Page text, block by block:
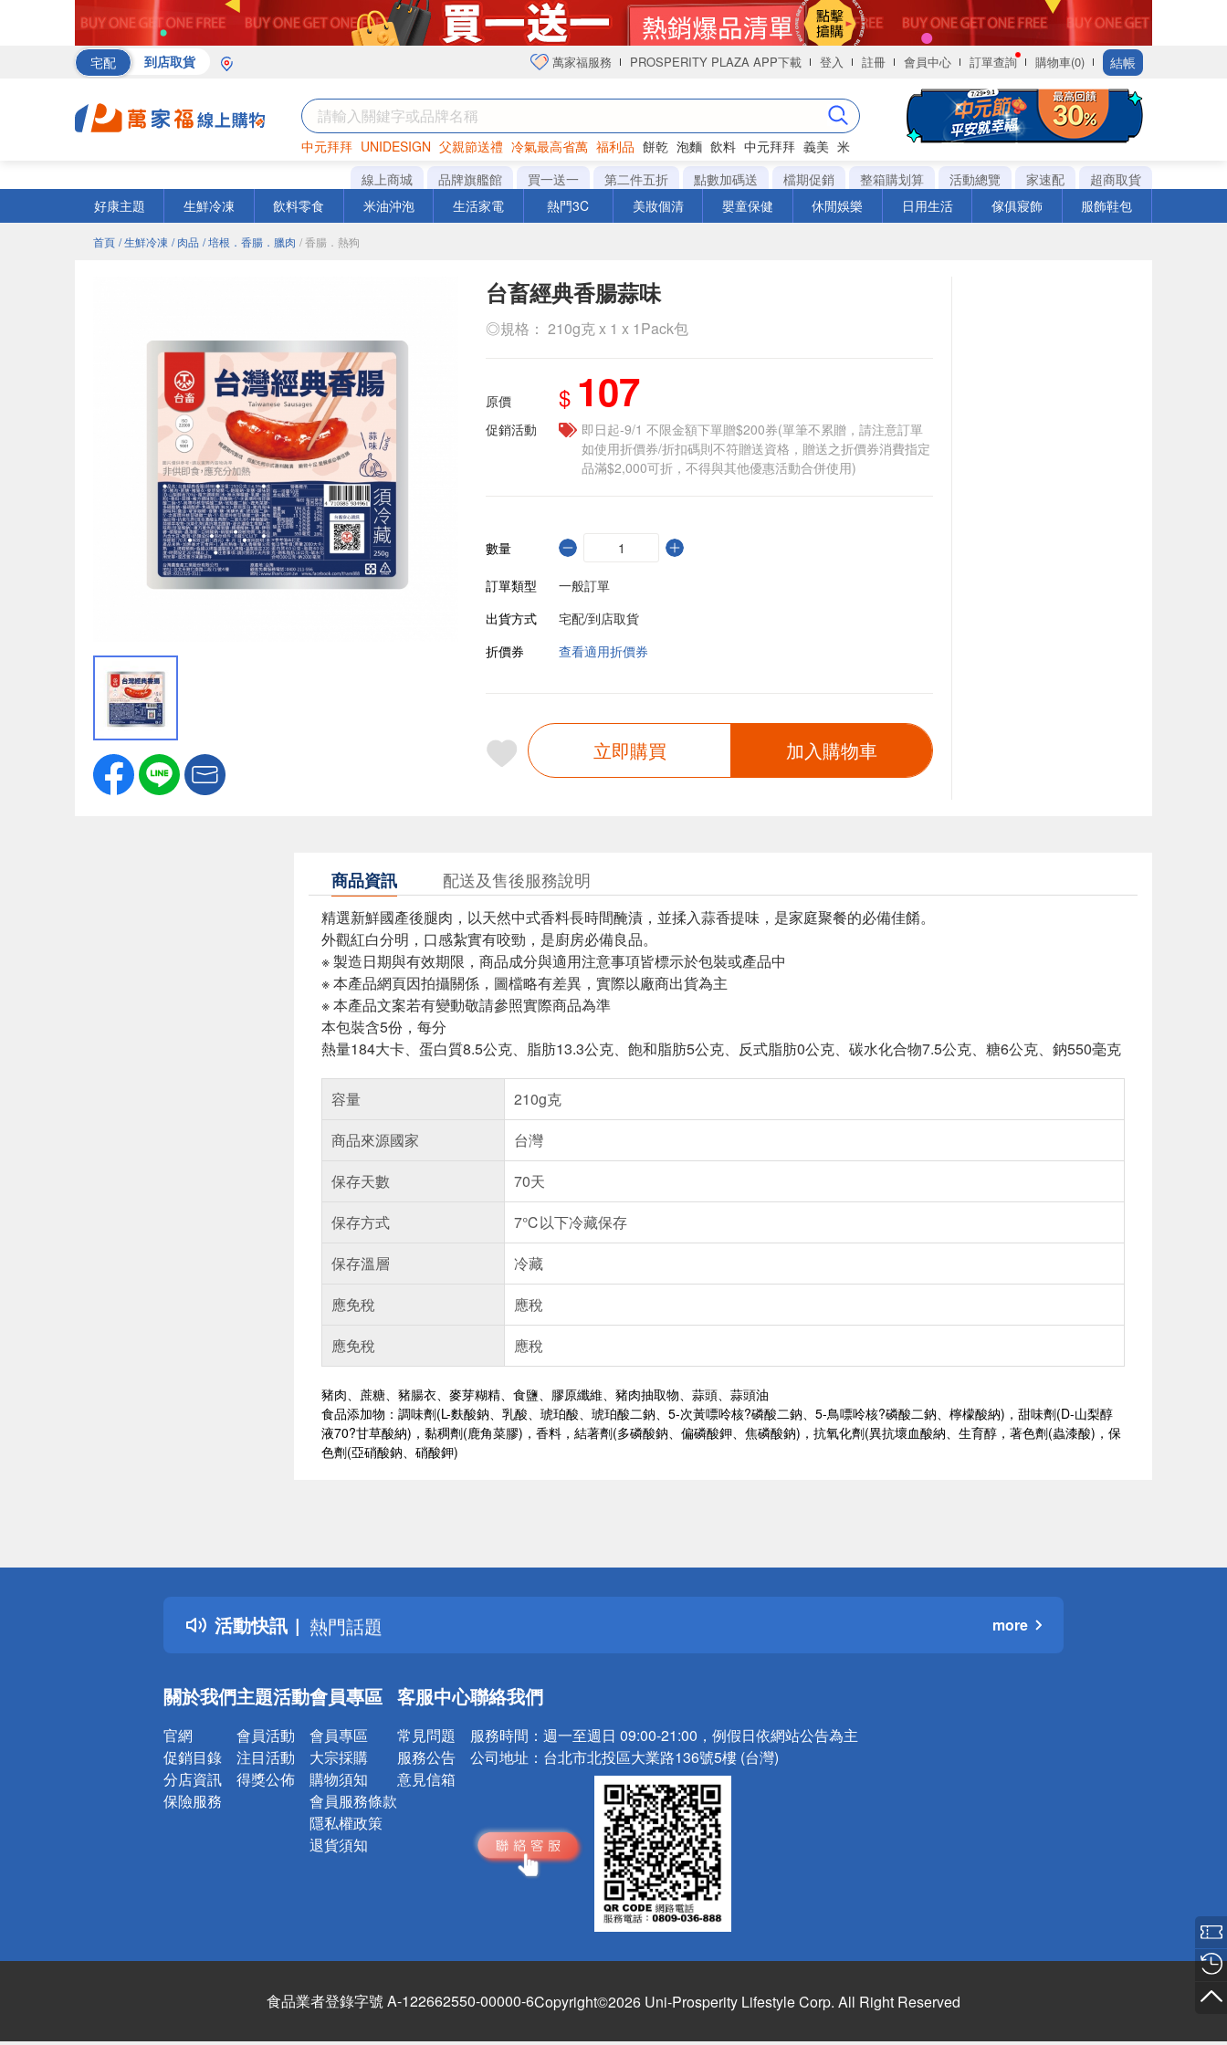
宅配 到店取貨 萬家福服務 PROSPERITY PLAZA APP下載 登入 註冊 會員中心 訂單查詢 購物車(0) 結帳
中元拜拜 UNIDESIGN 父親節送禮 冷氣最高省萬 福利品 餅乾 泡麵 飲料 中元拜拜 義美 米
巧克力 罐頭 衛生紙
線上商城 品牌旗艦館 買一送一 第二件五折 點數加碼送 檔期促銷 整箱購划算 活動總覽 家速配
超商取貨
好康主題
生鮮冷凍 飲料零食 米油沖泡 生活家電 熱門3C 美妝個清 嬰童保健 休閒娛樂 日用生活 傢俱寢飾 服飾鞋包
首頁 / 生鮮冷凍 / 肉品 / 培根．香腸．臘肉 / 香腸．熱狗
台畜經典香腸蒜味
◎規格： 210g克 x 1 x 1Pack包
原價 $ 107
促銷活動
即日起-9/1 不限金額下單贈$200券(單筆不累贈，請注意訂單
如使用折價券/折扣碼則不符贈送資格，贈送之折價券消費指定
品滿$2,000可折，不得與其他優惠活動合併使用)
數量
訂單類型
一般訂單
出貨方式
宅配/到店取貨
折價券
查看適用折價券
立即購買 加入購物車
商品資訊 配送及售後服務說明
精選新鮮國產後腿肉，以天然中式香料長時間醃漬，並揉入蒜香提味，是家庭聚餐的必備佳餚。
外觀紅白分明，口感紮實有咬勁，是廚房必備良品。
※ 製造日期與有效期限，商品成分與適用注意事項皆標示於包裝或產品中
※ 本產品網頁因拍攝關係，圖檔略有差異，實際以廠商出貨為主
※ 本產品文案若有變動敬請參照實際商品為準
本包裝含5份，每分
熱量184大卡、蛋白質8.5公克、脂肪13.3公克、飽和脂肪5公克、反式脂肪0公克、碳水化合物7.5公克、糖6公克、鈉550毫克
容量
210g克
商品來源國家
台灣
保存天數
70天
保存方式
7℃以下冷藏保存
保存溫層
冷藏
應免稅
應稅
應免稅
應稅
豬肉、蔗糖、豬腸衣、麥芽糊精、食鹽、膠原纖維、豬肉抽取物、蒜頭、蒜頭油
食品添加物：調味劑(L-麩酸鈉、乳酸、琥珀酸、琥珀酸二鈉、5-次黃嘌呤核?磷酸二鈉、5-鳥嘌呤核?磷酸二鈉、檸檬酸納)，甜味劑(D-山梨醇
液70?甘草酸納)，黏稠劑(鹿角菜膠)，香料，結著劑(多磷酸鈉、偏磷酸鉀、焦磷酸鈉)，抗氧化劑(異抗壞血酸納、生育醇，著色劑(蟲漆酸)，保
色劑(亞硝酸鈉、硝酸鉀)
活動快訊
詐騙網頁！請小心！
得獎公告
熱門話題
銀行優惠
詐騙網頁！請小心！
more
關於我們
官網
促銷目錄
分店資訊
保險服務
主題活動
會員活動
注目活動
得獎公佈
會員專區
會員專區
大宗採購
購物須知
會員服務條款
隱私權政策
退貨須知
客服中心
常見問題
服務公告
意見信箱
聯絡我們
服務時間： 週一至週日 09:00-21:00，例假日依網站公告為主
公司地址： 台北市北投區大業路136號5樓 (台灣)
食品業者登錄字號 A-122662550-00000-6Copyright©2026 Uni-Prosperity Lifestyle Corp. All Right Reserved